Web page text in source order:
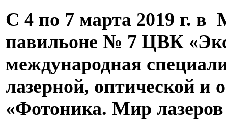
С 4 по 7 марта 2019 г. в
павильоне № 7 ЦВК
международная
лазерной, оптической и
«Фотоника. Мир